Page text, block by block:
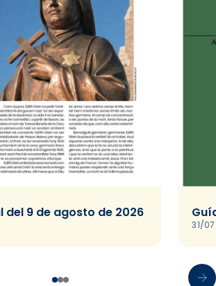
del 9 de agosto de 2026
31/